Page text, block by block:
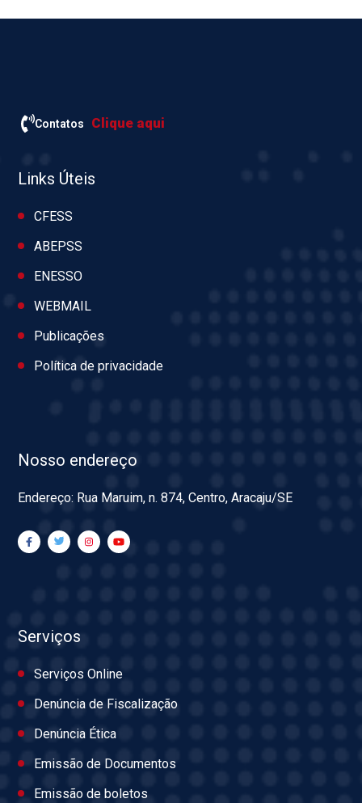
Contatos Clique aqui
Links Úteis
CFESS
ABEPSS
ENESSO
WEBMAIL
Publicações
Política de privacidade
Nosso endereço
Endereço: Rua Maruim, n. 874, Centro, Aracaju/SE
Serviços
Serviços Online
Denúncia de Fiscalização
Denúncia Ética
Emissão de Documentos
Emissão de boletos